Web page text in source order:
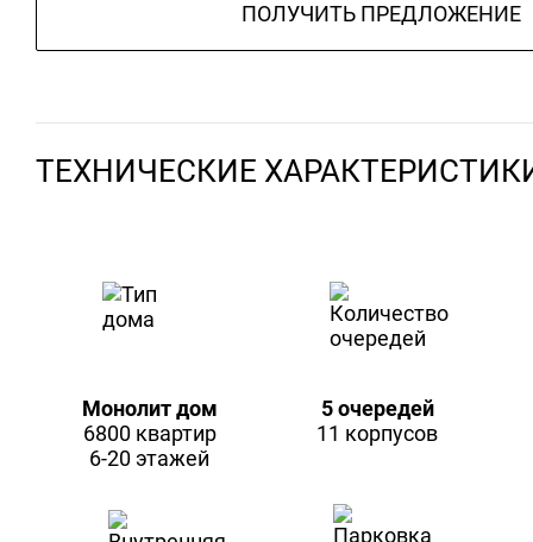
ПОЛУЧИТЬ ПРЕДЛОЖЕНИЕ
ТЕХНИЧЕСКИЕ
Монолит дом
6800 квартир
6-20 этажей
5 очередей
11 корпусов